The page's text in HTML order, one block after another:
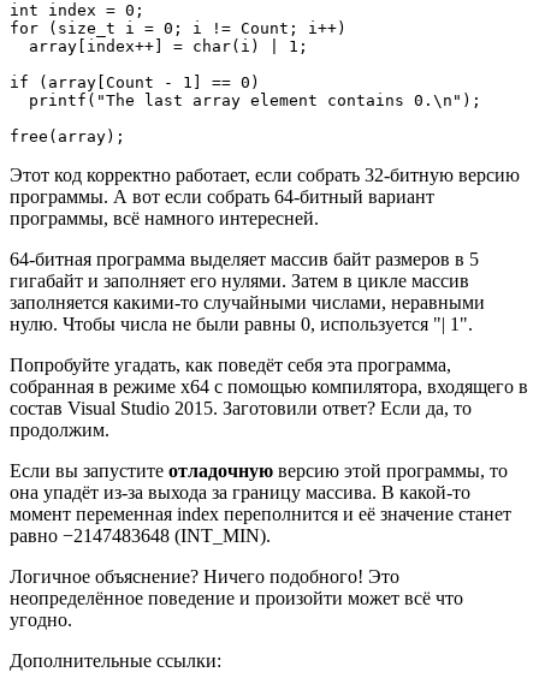
int index = 0;
for (size_t i = 0; i != Count; i++)
  array[index++] = char(i) | 1;
if (array[Count - 1] == 0)
  printf("The last array element contains 0.\n");
free(array);
Этот код корректно работает, если собрать 32-битную версию
программы. А вот если собрать 64-битный вариант
программы, всё намного интересней.
64-битная программа выделяет массив байт размеров в 5
гигабайт и заполняет его нулями. Затем в цикле массив
заполняется какими-то случайными числами, неравными
нулю. Чтобы числа не были равны 0, используется "| 1".
Попробуйте угадать, как поведёт себя эта программа,
собранная в режиме x64 с помощью компилятора, входящего в
состав Visual Studio 2015. Заготовили ответ? Если да, то
продолжим.
Если вы запустите отладочную версию этой программы, то
она упадёт из-за выхода за границу массива. В какой-то
момент переменная index переполнится и её значение станет
равно −2147483648 (INT_MIN).
Логичное объяснение? Ничего подобного! Это
неопределённое поведение и произойти может всё что
угодно.
Дополнительные ссылки: